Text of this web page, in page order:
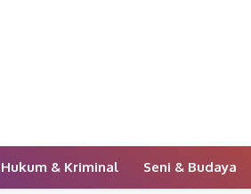
Hukum & Kriminal Seni & Budaya